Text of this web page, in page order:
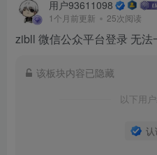
用户93611098
1个月前更新 25次阅读
zibll 微信公众平台登录 无法
该板块内容已隐藏
以下用
认